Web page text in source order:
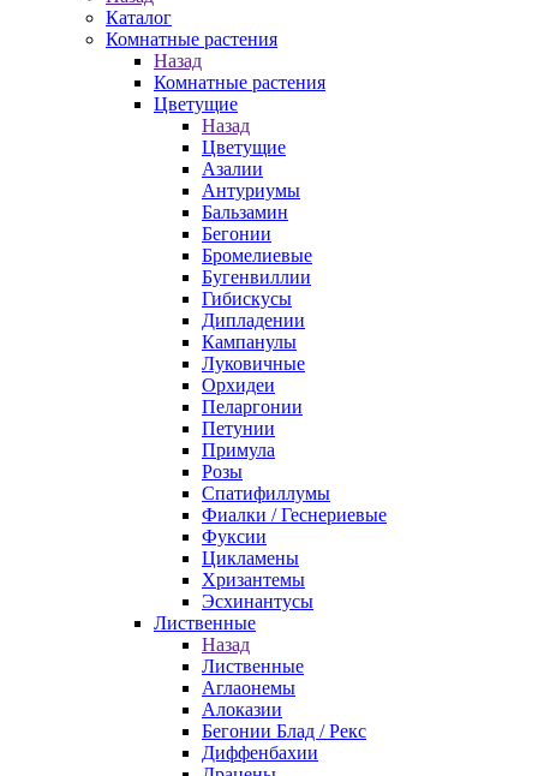
Каталог
Комнатные растения
Назад
Комнатные растения
Цветущие
Назад
Цветущие
Азалии
Антуриумы
Бальзамин
Бегонии
Бромелиевые
Бугенвиллии
Гибискусы
Дипладении
Кампанулы
Луковичные
Орхидеи
Пеларгонии
Петунии
Примула
Розы
Спатифиллумы
Фиалки / Геснериевые
Фуксии
Цикламены
Хризантемы
Эсхинантусы
Лиственные
Назад
Лиственные
Аглаонемы
Алоказии
Бегонии Блад / Рекс
Диффенбахии